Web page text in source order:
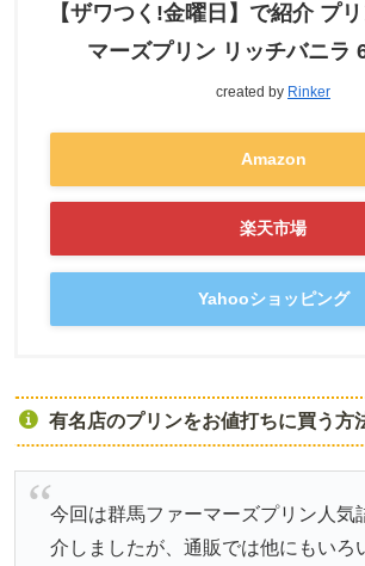
【ザワつく!金曜日】で紹介 プ
マーズプリン リッチバニラ
created by Rinker
Amazon
楽天市場
Yahooショッピング
有名店のプリンをお値打ちに買う方
今回は群馬ファーマーズプリン人気
介しましたが、通販では他にもいろ